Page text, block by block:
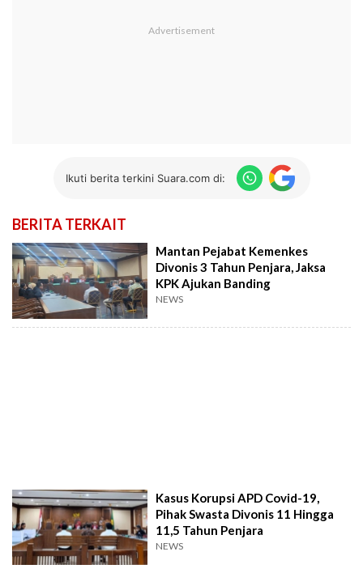
Ikuti berita terkini Suara.com di:
BERITA TERKAIT
Mantan Pejabat Kemenkes
Divonis 3 Tahun Penjara, Jaksa
KPK Ajukan Banding
NEWS
Kasus Korupsi APD Covid-19,
Pihak Swasta Divonis 11 Hingga
11,5 Tahun Penjara
NEWS